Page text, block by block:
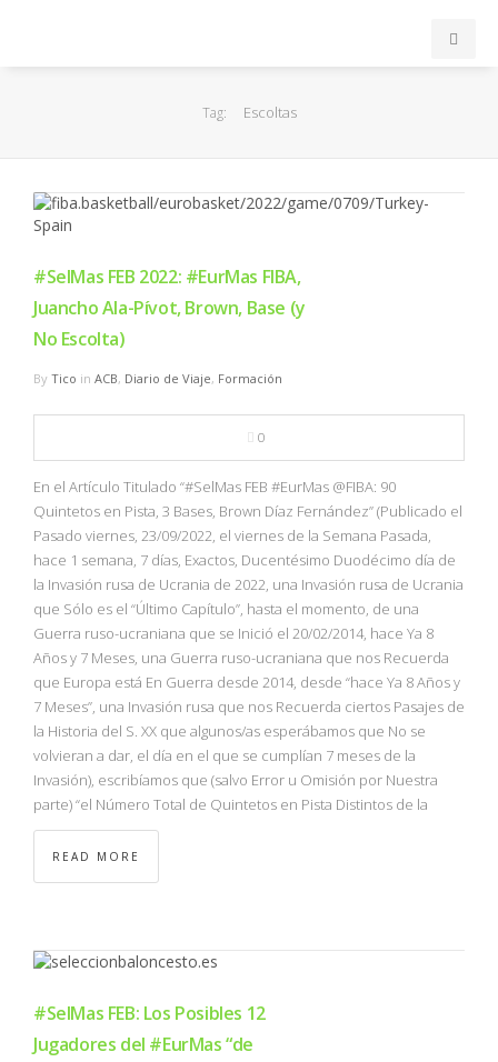
EuroLeague
FEB
FIBA
OTROS
NBA
MULTIMEDIA
RIO 2016
Tag: Escoltas
#SelMas FEB 2022: #EurMas FIBA,
Juancho Ala-Pívot, Brown, Base (y
No Escolta)
By Tico in ACB, Diario de Viaje, Formación
0
En el Artículo Titulado “#SelMas FEB #EurMas @FIBA: 90
Quintetos en Pista, 3 Bases, Brown Díaz Fernández” (Publicado el
Pasado viernes, 23/09/2022, el viernes de la Semana Pasada,
hace 1 semana, 7 días, Exactos, Ducentésimo Duodécimo día de
la Invasión rusa de Ucrania de 2022, una Invasión rusa de Ucrania
que Sólo es el “Último Capítulo”, hasta el momento, de una
Guerra ruso-ucraniana que se Inició el 20/02/2014, hace Ya 8
Años y 7 Meses, una Guerra ruso-ucraniana que nos Recuerda
que Europa está En Guerra desde 2014, desde “hace Ya 8 Años y
7 Meses”, una Invasión rusa que nos Recuerda ciertos Pasajes de
la Historia del S. XX que algunos/as esperábamos que No se
volvieran a dar, el día en el que se cumplían 7 meses de la
Invasión), escribíamos que (salvo Error u Omisión por Nuestra
parte) “el Número Total de Quintetos en Pista Distintos de la
READ MORE
#SelMas FEB: Los Posibles 12
Jugadores del #EurMas “de